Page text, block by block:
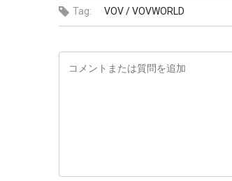
Tag: VOV /VOVWORLD